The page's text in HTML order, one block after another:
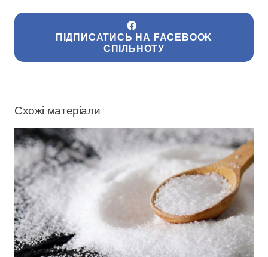
ПІДПИСАТИСЬ НА FACEBOOK
СПІЛЬНОТУ
Схожі матеріали